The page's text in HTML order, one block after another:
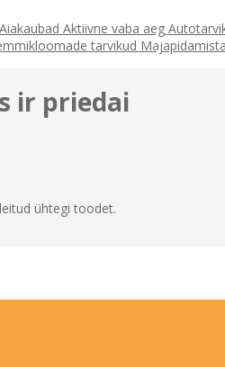
Aiakaubad Aktiivne vaba aeg
tarvikud
ir priedai
ühtegi toodet.